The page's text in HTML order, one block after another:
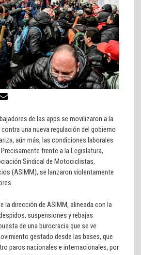
de las apps se movilizaron a la
una nueva regulación del gobierno
aún más, las condiciones laborales
frente a la Legislatura,
Sindical de Motociclistas,
(ASIMM), se lanzaron violentamente
la dirección de ASIMM, alineada con la
suspensiones y rebajas
de una burocracia que se ve
gestado desde las bases, que
paros nacionales e internacionales, por